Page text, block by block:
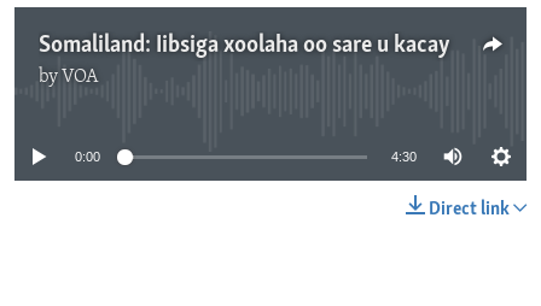
Somaliland: Iibsiga xoolaha oo sare u kacay
by VOA
0:00 4:30
Direct link